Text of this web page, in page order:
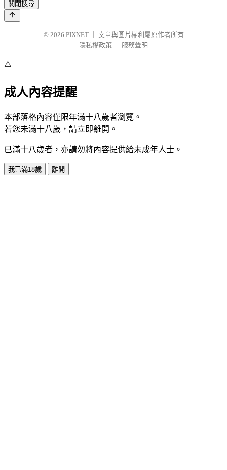
關閉搜尋
© 2026 PIXNET
文章與圖片權利屬原作者所有
隱私權政策
服務聲明
⚠️
成人內容提醒
本部落格內容僅限年滿十八歲者瀏覽。
若您未滿十八歲，請立即離開。
已滿十八歲者，亦請勿將內容提供給未成年人士。
我已滿18歲 離開